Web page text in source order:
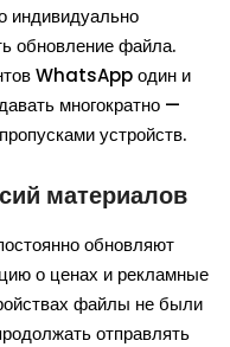
индивидуально
обновление файла.
WhatsApp один и
многократно —
устройств.
материалов
обновляют
о ценах и рекламные
файлы не были
отправлять